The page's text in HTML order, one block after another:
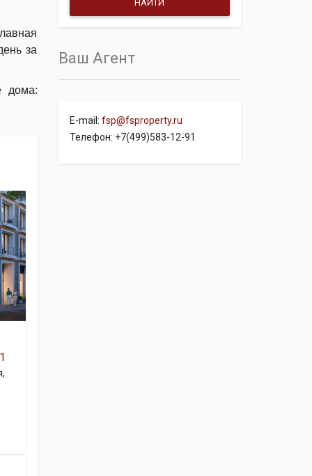
за
дома:
,
Ваш Агент
E-mail: fsp@fsproperty.ru
Телефон: +7(499)583-12-91